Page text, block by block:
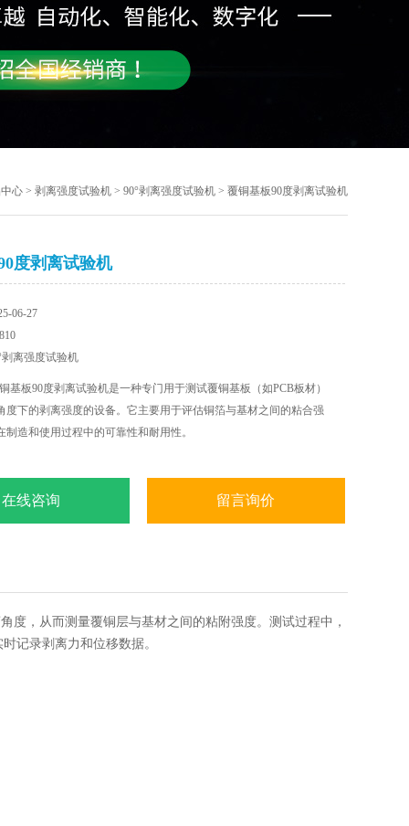
心> 剥离强度试验机> 90°剥离强度试验机> 覆铜基板90度剥离试验机
度剥离试验机
06-27
离强度试验机
基板90度剥离试验机是一种专门用于测试覆铜基板（如PCB板材）
度下的剥离强度的设备。它主要用于评估铜箔与基材之间的粘合强
制造和使用过程中的可靠性和耐用性。
在线咨询 留言询价
，从而测量覆铜层与基材之间的粘附强度。测试过程中，
记录剥离力和位移数据。